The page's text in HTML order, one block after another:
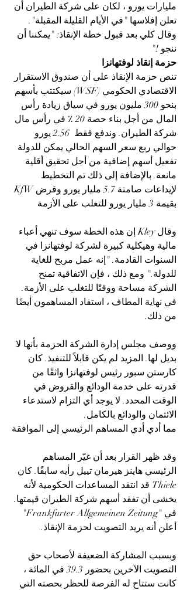
مليارات يورو ، لكان على شركة الطيران أن
تعلن إفلاسها "في الأيام القليلة المقبلة".
وقال كلي بعد قبول خطة الإنقاذ: "يمكننا أن
ننجو !"
حزمة إنقاذ لوفتهانزا
تنص حزمة الإنقاذ على أن صندوق الاستقرار
الاقتصادي الحكومي (WSF) سيكتتب بأسهم
بنحو 300 مليون يورو في سياق زيادة رأس
المال من أجل بناء حصة 20 ٪ في رأس مال
شركة الطيران. وندفع فقط  2.56 يورو
حوالي ربع سعر السهم الحالي يمكن للدولة
تفعيل أسهم إضافية من أجل تحقيق أقلية
مانعة. بالإضافة إلى ذلك تم التخطيط
لإيداعات صامتة 5.7 مليار يورو وقرض KfW
بقيمة 3 مليار يورو للتغلب على الأزمة
وقال Kley إن هذه الخطة سوف تنهي أعباء
مالية وهيكلية كبيرة لشركة لوفتهانزا في
السنوات القادمة. "إنه عمل مربح للغاية
للدولة." ومع ذلك ، فإن الاتفاقية تمنح
الشركة مساحة ووقتًا للتغلب على الأزمة.
في نهاية المطاف ، استفاد المساهمون أيضًا
من ذلك.
ووصف مجلس إدارة الشركة الحزمة بأنها لا
بديل لها. المزيد لم يكن قابلاً للتنفيذ. كان
كارستن سبور رئيس لوفتهانزا واثقًا من
قدرته على خدمة الودائع والقروض في
الوقت المحدد. لا يوجد أي التزام لاستدعاء
الائتمان والودائع بالكامل.
مما أدي أدي المساهم الرئيسي إلى الموافقة
وقد ظهر القرار بعد أن غيّر المساهم
الرئيسي هاينز هيرمان تييل رأيه سابقًا. كان
Thiele قد انتقد المساعدات الحكومية لأنه
يخشى أن تفقد أسهم شركة الطيران قيمتها.
في "Frankfurter Allgemeinen Zeitung"
أعلن أنه يريد التصويت لحزمة الإنقاذ.
وبسبب المشاركة الضعيفة لأصحاب حق
التصويت الآخرين بحضور 39.3 في المائة ،
كانت ستتاح له الفرصة للحظر بحصته التي